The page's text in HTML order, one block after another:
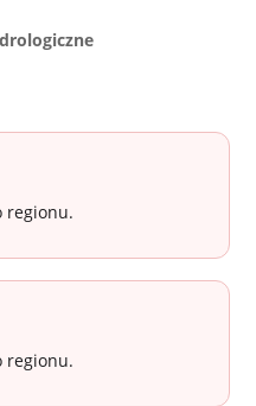
regionu.
regionu.